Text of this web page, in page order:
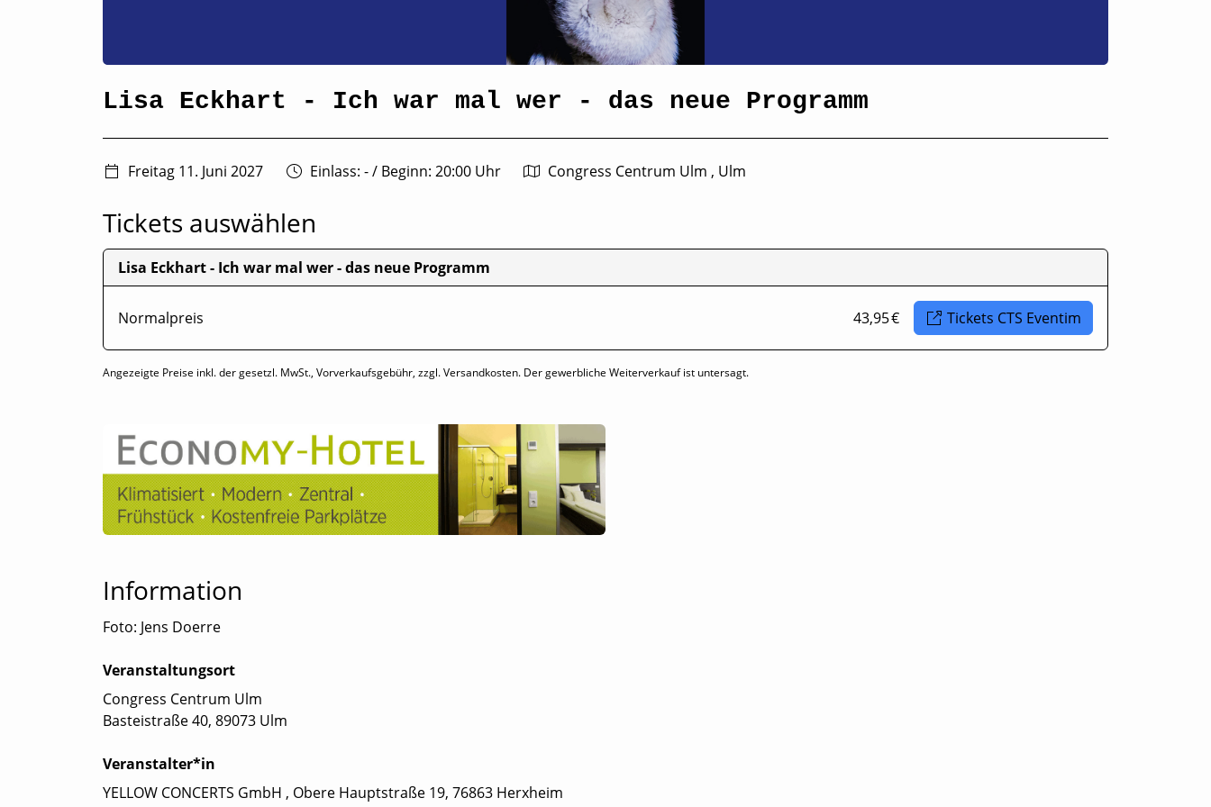
Lisa Eckhart - Ich war mal wer - das neue Programm
Freitag 11. Juni 2027 Einlass: -/ Beginn: 20:00 Uhr Congress Centrum Ulm , Ulm
Tickets auswählen
Lisa Eckhart - Ich war mal wer - das neue Programm
Normalpreis 43,95 € Tickets CTS Eventim
Angezeigte Preise inkl. der gesetzl. MwSt., Vorverkaufsgebühr, zzgl. Versandkosten. Der gewerbliche Weiterverkauf ist untersagt.
Information
Foto: Jens Doerre
Veranstaltungsort
Congress Centrum Ulm
Basteistraße 40, 89073 Ulm
Veranstalter*in
YELLOW CONCERTS GmbH , Obere Hauptstraße 19, 76863 Herxheim